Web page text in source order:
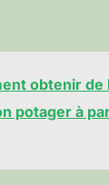
obtenir de
potager à